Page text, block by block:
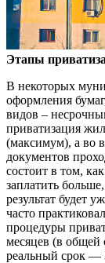
Этапы
В некоторых
оформления
видов –
приватизация
(максимум), а во
документов
состоит в том,
заплатить
результат будет
часто
процедуры
месяцев (в общей
реальный срок —